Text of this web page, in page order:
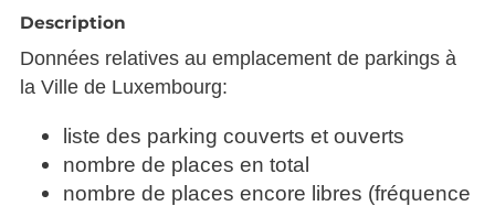
Description
Données relatives au emplacement de parkings à
la Ville de Luxembourg:
liste des parking couverts et ouverts
nombre de places en total
nombre de places encore libres (fréquence